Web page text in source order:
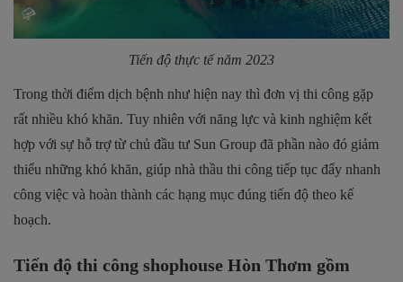
Tiến độ thực tế năm 2023
Trong thời điểm dịch bệnh như hiện nay thì đơn vị thi công gặp
rất nhiều khó khăn. Tuy nhiên với năng lực và kinh nghiệm kết
hợp với sự hỗ trợ từ chủ đầu tư Sun Group đã phần nào đó giảm
thiểu những khó khăn, giúp nhà thầu thi công tiếp tục đẩy nhanh
công việc và hoàn thành các hạng mục đúng tiến độ theo kế
hoạch.
Tiến độ thi công shophouse Hòn Thơm gồm